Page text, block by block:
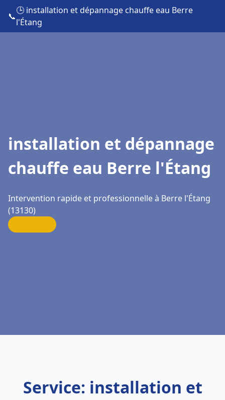
📞
🕒 installation et dépannage chauffe eau Berre
l'Étang
installation et dépannage
chauffe eau Berre l'Étang
Intervention rapide et professionnelle à Berre l'Étang
(13130)
Service: installation et